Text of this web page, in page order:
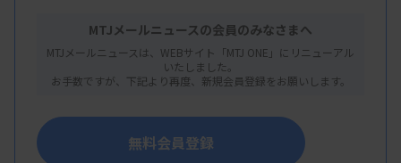
アルフレッサ株式会社と正晃株式会社に
よる臨床検査試薬卸売事業に関する検討
会の設置
MTJメールニュースの会員のみなさまへ
MTJメールニュースは、WEBサイト「MTJ ONE」にリニューアル
いたしました。
お手数ですが、下記より再度、新規会員登録をお願いします。
無料会員登録